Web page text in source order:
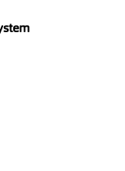
Polizeichefs